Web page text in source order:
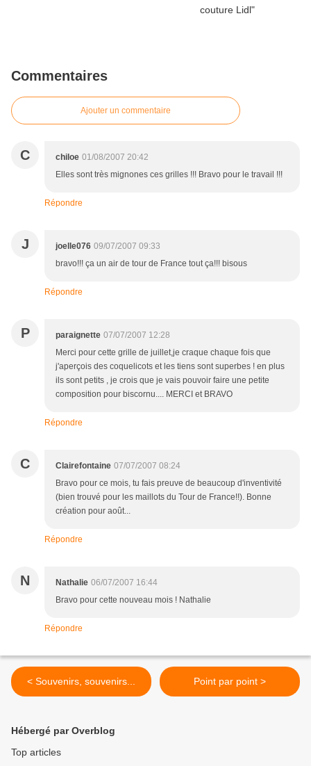
Commentaires
Ajouter un commentaire
C chiloe 01/08/2007 20:42
Elles sont très mignones ces grilles !!! Bravo pour le travail !!!
Répondre
J joelle076 09/07/2007 09:33
bravo!!! ça un air de tour de France tout ça!!! bisous
Répondre
P paraignette 07/07/2007 12:28
Merci pour cette grille de juillet,je craque chaque fois que
j'aperçois des coquelicots et les tiens sont superbes ! en plus
ils sont petits , je crois que je vais pouvoir faire une petite
composition pour biscornu.... MERCI et BRAVO
Répondre
C Clairefontaine 07/07/2007 08:24
Bravo pour ce mois, tu fais preuve de beaucoup d'inventivité
(bien trouvé pour les maillots du Tour de France!!). Bonne
création pour août...
Répondre
N Nathalie 06/07/2007 16:44
Bravo pour cette nouveau mois ! Nathalie
Répondre
< Souvenirs, souvenirs... Point par point >
Hébergé par Overblog
Top articles